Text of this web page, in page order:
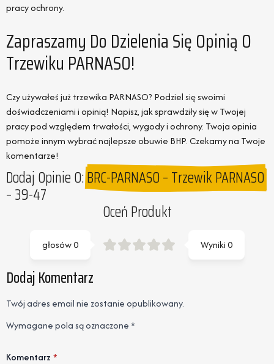
pracy ochrony.
Zapraszamy Do Dzielenia Się Opinią O
Trzewiku PARNASO!
Czy używałeś już trzewika PARNASO? Podziel się swoimi
doświadczeniami i opinią! Napisz, jak sprawdziły się w Twojej
pracy pod względem trwałości, wygody i ochrony. Twoja opinia
pomoże innym wybrać najlepsze obuwie BHP. Czekamy na Twoje
komentarze!
Dodaj Opinie O:BRC-PARNASO – Trzewik PARNASO
– 39-47
Oceń Produkt
Wyniki0
głosów0
Dodaj Komentarz
Twój adres email nie zostanie opublikowany.
Wymagane pola są oznaczone*
Komentarz *